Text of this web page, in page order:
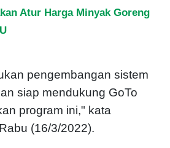
Atur Harga Minyak Goreng
pengembangan sistem
siap mendukung GoTo
program ini," kata
(16/3/2022).